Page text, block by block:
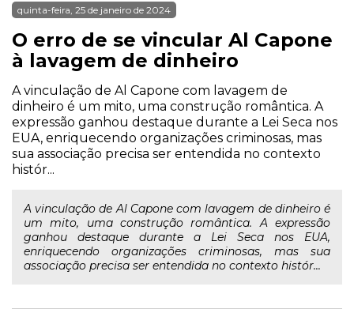
quinta-feira, 25 de janeiro de 2024
O erro de se vincular Al Capone
à lavagem de dinheiro
A vinculação de Al Capone com lavagem de
dinheiro é um mito, uma construção romântica. A
expressão ganhou destaque durante a Lei Seca nos
EUA, enriquecendo organizações criminosas, mas
sua associação precisa ser entendida no contexto
histór...
A vinculação de Al Capone com lavagem de dinheiro é
um mito, uma construção romântica. A expressão
ganhou destaque durante a Lei Seca nos EUA,
enriquecendo organizações criminosas, mas sua
associação precisa ser entendida no contexto histór...